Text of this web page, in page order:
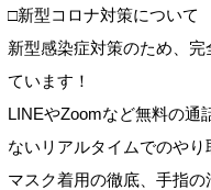
□新型コロナ対策について
新型感染症対策のため、
ています！
LINEやZoomなど無料の通
ないリアルタイムでのやり
マスク着用の徹底、手指